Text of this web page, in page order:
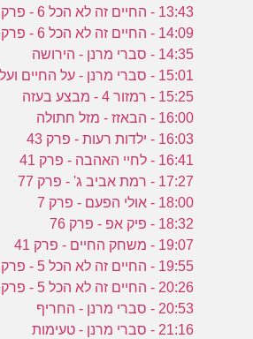
13:43 - החיים זה לא הכל 6 - פרק 7
14:09 - החיים זה לא הכל 6 - פרק 8
14:35 - סברי מרנן - הירושה
15:01 - סברי מרנן - על החיים ועל המוות
15:25 - רמזור 4 - מבצע בעזה
16:00 - הבאזז - מזל חתולה
16:03 - ילדות רעות - פרק 43
16:41 - לחיי האהבה - פרק 41
17:27 - רמת אביב ג' - פרק 77
18:00 - אולי הפעם - פרק 7
18:32 - פיק אפ - פרק 76
19:07 - משחק החיים - פרק 41
19:55 - החיים זה לא הכל 5 - פרק 5
20:26 - החיים זה לא הכל 5 - פרק 6
20:53 - סברי מרנן - החריף
21:16 - סברי מרנן - טעימות